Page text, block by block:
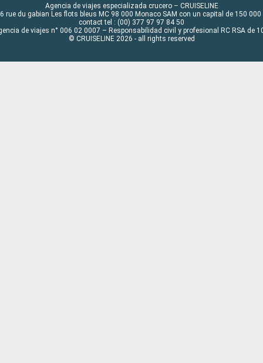
Agencia de viajes especializada crucero – CRUISELINE
rue du gabian Les flots bleus MC 98 000 Monaco SAM con un capital de 150 000
contact tel : (00) 377 97 97 84 50
de viajes n° 006 02 0007 – Responsabilidad civil y profesional RC RSA de
© CRUISELINE 2026 - all rights reserved